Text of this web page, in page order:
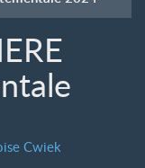
Cwiek